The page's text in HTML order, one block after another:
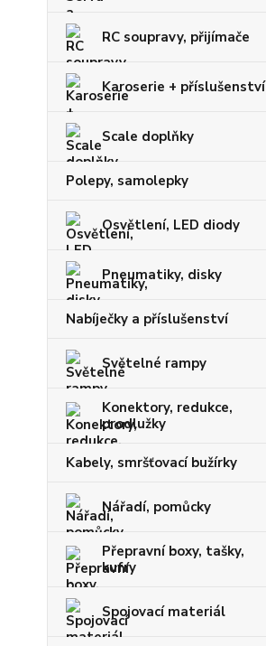
RC soupravy, přijímače
Karoserie + příslušenství
Scale doplňky
Polepy, samolepky
Osvětlení, LED diody
Pneumatiky, disky
Nabíječky a příslušenství
Světelné rampy
Konektory, redukce,
prodlužky
Kabely, smršťovací bužírky
Nářadí, pomůcky
Přepravní boxy, tašky,
kufry
Spojovací materiál